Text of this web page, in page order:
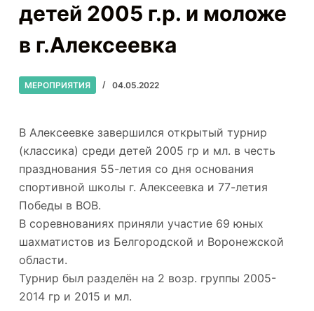
детей 2005 г.р. и моложе
в г.Алексеевка
МЕРОПРИЯТИЯ 04.05.2022
В Алексеевке завершился открытый турнир
(классика) среди детей 2005 гр и мл. в честь
празднования 55-летия со дня основания
спортивной школы г. Алексеевка и 77-летия
Победы в ВОВ.
В соревнованиях приняли участие 69 юных
шахматистов из Белгородской и Воронежской
области.
Турнир был разделён на 2 возр. группы 2005-
2014 гр и 2015 и мл.